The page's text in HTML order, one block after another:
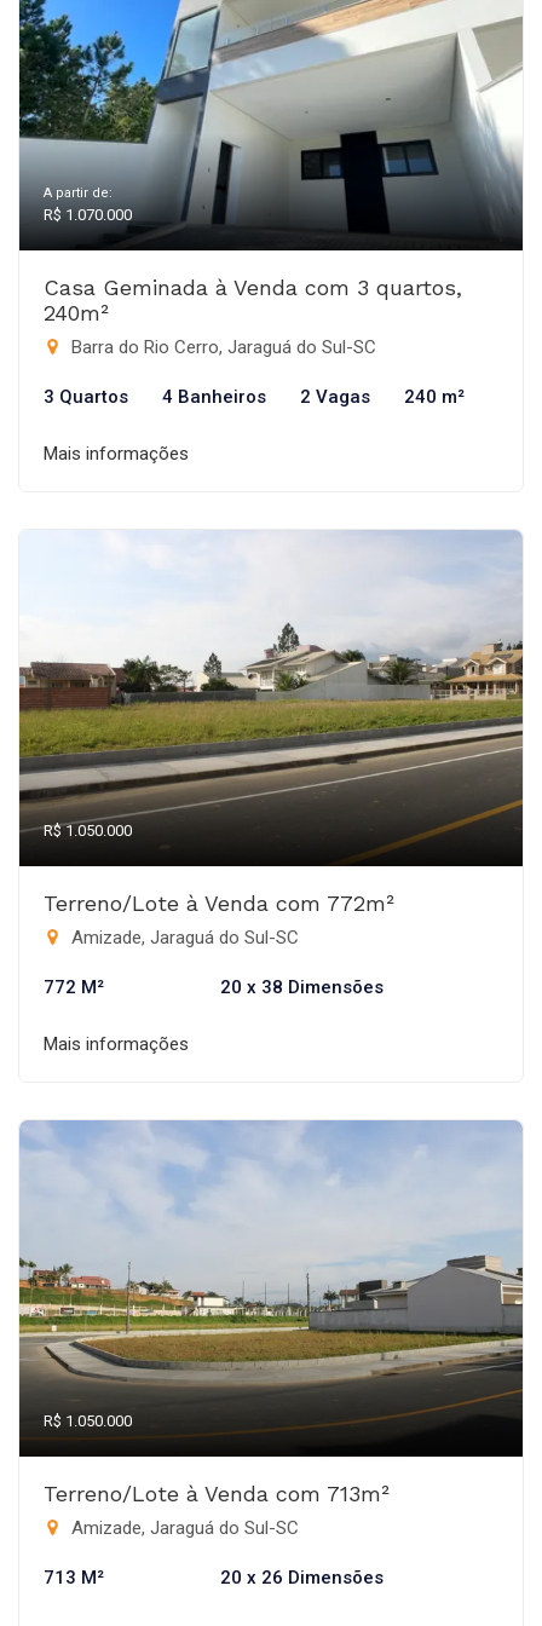
A partir de:
R$ 1.070.000
Casa Geminada à Venda com 3 quartos,
240m²
Barra do Rio Cerro, Jaraguá do Sul-SC
3 Quartos 4 Banheiros 2 Vagas 240 m²
Mais informações
R$ 1.050.000
Terreno/Lote à Venda com 772m²
Amizade, Jaraguá do Sul-SC
772 M² 20 x 38 Dimensões
Mais informações
R$ 1.050.000
Terreno/Lote à Venda com 713m²
Amizade, Jaraguá do Sul-SC
713 M² 20 x 26 Dimensões